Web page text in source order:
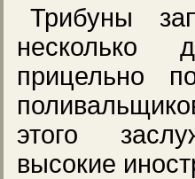
Трибуны
несколько
прицельно
этого
высокие